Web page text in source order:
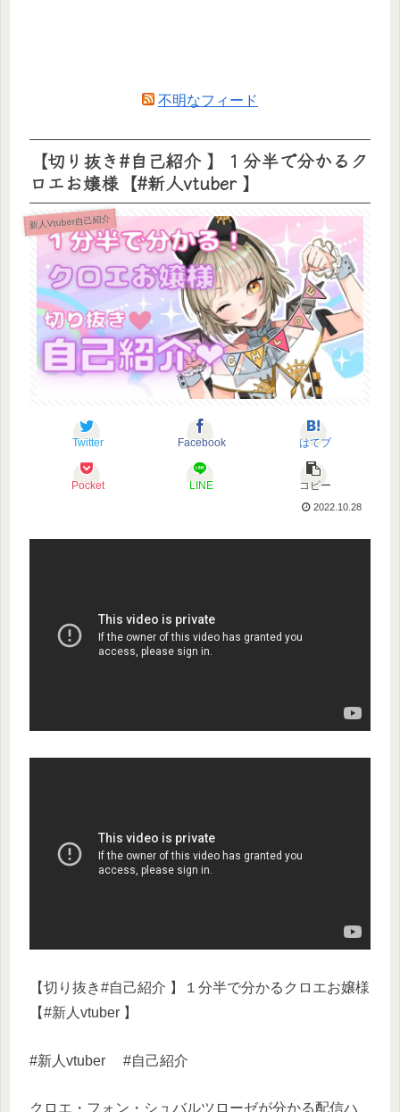
不明なフィード
【切り抜き#自己紹介 】１分半で分かるク
ロエお嬢様【#新人vtuber 】
新人Vtuber自己紹介
Twitter Facebook はてブ
Pocket LINE コピー
2022.10.28
【切り抜き#自己紹介 】１分半で分かるクロエお嬢様
【#新人vtuber 】
#新人vtuber #自己紹介
クロエ・フォン・シュバルツローゼが分かる配信ハ